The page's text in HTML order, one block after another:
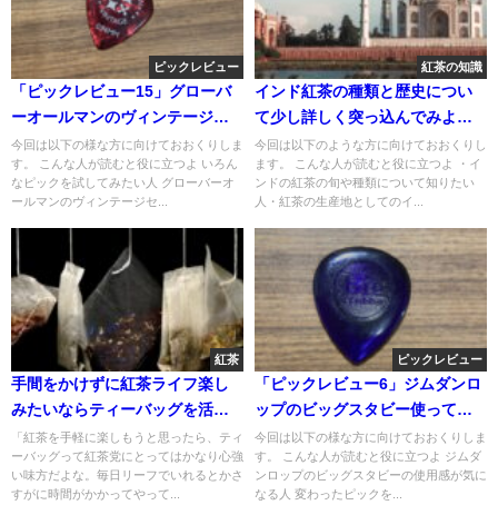
ピックレビュー
「ピックレビュー15」グローバ
ーオールマンのヴィンテージセ
ルロイド使ってみた
今回は以下の様な方に向けておおくりしま
す。 こんな人が読むと役に立つよ いろん
なピックを試してみたい人 グローバーオ
ールマンのヴィンテージセ...
紅茶の知識
インド紅茶の種類と歴史につい
て少し詳しく突っ込んでみよ
う。￼
今回は以下のような方に向けておおくりし
ます。 こんな人が読むと役に立つよ ・イ
ンドの紅茶の旬や種類について知りたい
人・紅茶の生産地としてのイ...
紅茶
手間をかけずに紅茶ライフ楽し
みたいならティーバッグを活用
すればいい！
「紅茶を手軽に楽しもうと思ったら、ティ
ーバッグって紅茶党にとってはかなり心強
い味方だよな。毎日リーフでいれるとかさ
すがに時間がかかってやって...
ピックレビュー
「ピックレビュー6」ジムダンロ
ップのビッグスタビー使ってみ
た
今回は以下の様な方に向けておおくりしま
す。 こんな人が読むと役に立つよ ジムダ
ンロップのビッグスタビーの使用感が気に
なる人 変わったピックを...